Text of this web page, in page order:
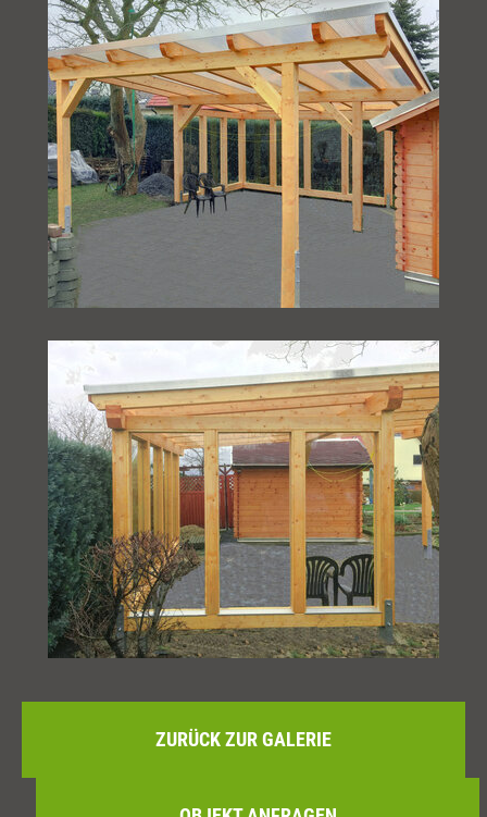
ZURÜCK ZUR GALERIE